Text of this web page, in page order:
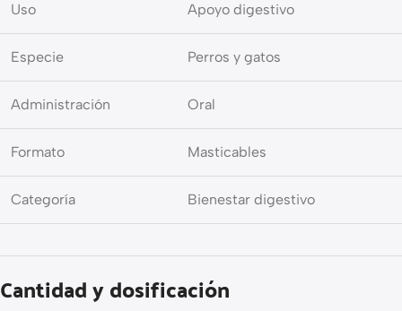
Uso Apoyo digestivo
Especie Perros y gatos
Administración Oral
Formato Masticables
Categoría Bienestar digestivo
Cantidad y dosificación